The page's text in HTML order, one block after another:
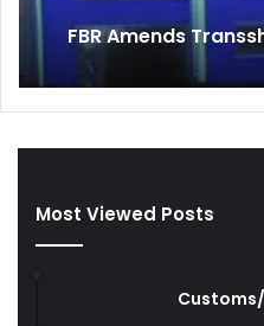
FBR Amends
Most Viewed Posts